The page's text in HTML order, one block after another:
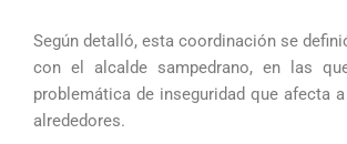
Según detalló, esta coordinación se
con el alcalde sampedrano, en las
problemática de inseguridad que afecta
alrededores.